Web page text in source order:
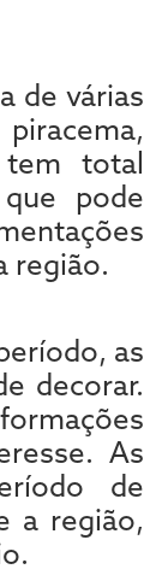
de várias
tem total
pode
região.
as
decorar.
As
de
a região,